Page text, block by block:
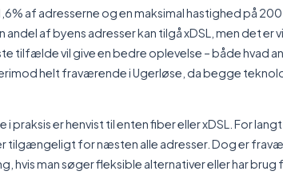
af adresserne og en maksimal hastighed på
af byens adresser kan tilgå xDSL, men det er
tilfælde vil give en bedre oplevelse – både hvad
helt fraværende i Ugerløse, da begge
praksis er henvist til enten fiber eller xDSL. For
tilgængeligt for næsten alle adresser. Dog er
hvis man søger fleksible alternativer eller har brug